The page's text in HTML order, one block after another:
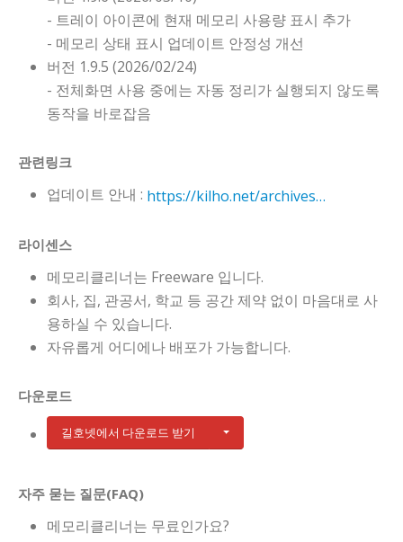
- 트레이 아이콘에 현재 메모리 사용량 표시 추가
- 메모리 상태 표시 업데이트 안정성 개선
버전 1.9.5 (2026/02/24)
- 전체화면 사용 중에는 자동 정리가 실행되지 않도록
동작을 바로잡음
관련링크
업데이트 안내 : https://kilho.net/archives/notice/2940
라이센스
메모리클리너는 Freeware 입니다.
회사, 집, 관공서, 학교 등 공간 제약 없이 마음대로 사
용하실 수 있습니다.
자유롭게 어디에나 배포가 가능합니다.
다운로드
길호넷에서 다운로드 받기
자주 묻는 질문(FAQ)
메모리클리너는 무료인가요?